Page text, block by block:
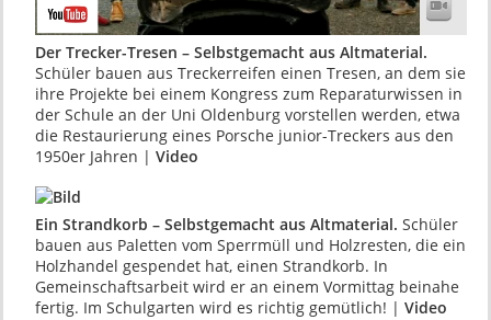
Der Trecker-Tresen – Selbstgemacht aus Altmaterial.
Schüler bauen aus Treckerreifen einen Tresen, an dem sie
ihre Projekte bei einem Kongress zum Reparaturwissen in
der Schule an der Uni Oldenburg vorstellen werden, etwa
die Restaurierung eines Porsche junior-Treckers aus den
1950er Jahren | Video
Ein Strandkorb – Selbstgemacht aus Altmaterial. Schüler
bauen aus Paletten vom Sperrmüll und Holzresten, die ein
Holzhandel gespendet hat, einen Strandkorb. In
Gemeinschaftsarbeit wird er an einem Vormittag beinahe
fertig. Im Schulgarten wird es richtig gemütlich! | Video